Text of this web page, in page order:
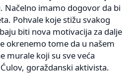
Načelno imamo dogovor da bi
Pohvale koje stižu svakog
biti nova motivacija za dalje
okrenemo tome da u našem
murale koji su sve veća
goraždanski aktivista.